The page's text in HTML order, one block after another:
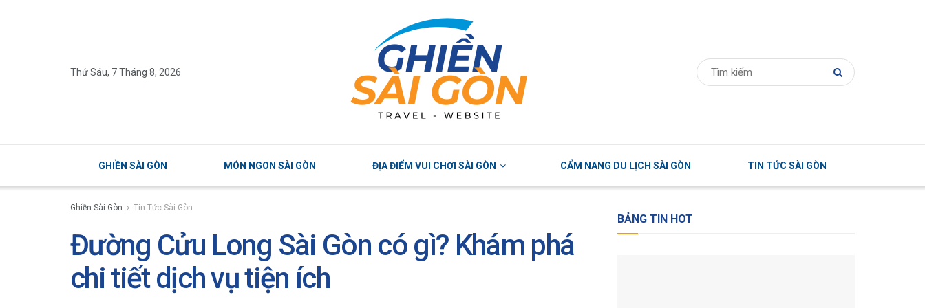
Thứ Sáu, 7 Tháng 8, 2026
GHIỀN SÀI GÒN MÓN NGON SÀI GÒN ĐỊA ĐIỂM VUI CHƠI SÀI GÒN CẨM NANG DU LỊCH SÀI GÒN TIN TỨC SÀI GÒN
Ghiền Sài Gòn Tin Tức Sài Gòn
Đường Cửu Long Sài Gòn có gì? Khám phá
chi tiết dịch vụ tiện ích
BẢNG TIN HOT